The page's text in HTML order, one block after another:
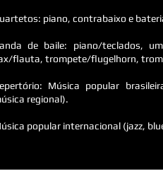
piano, contrabaixo e
de baile: piano/teclados,
flauta, trompete/flugelhorn,
Música popular
regional).
popular internacional (jazz,